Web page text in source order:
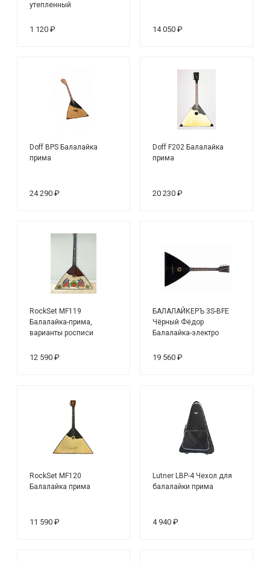
утепленный
1 120 ₽ 14 050 ₽
Doff BPS Балалайка
прима
24 290 ₽
Doff F202 Балалайка
прима
20 230 ₽
RockSet MF119
Балалайка-прима,
варианты росписи
12 590 ₽
БАЛАЛАЙКЕРЪ 3S-BFE
Чёрный Фёдор
Балалайка-электро
струнная
19 560 ₽
RockSet MF120
Балалайка прима
11 590 ₽
Lutner LBP-4 Чехол для
балалайки прима
4 940 ₽